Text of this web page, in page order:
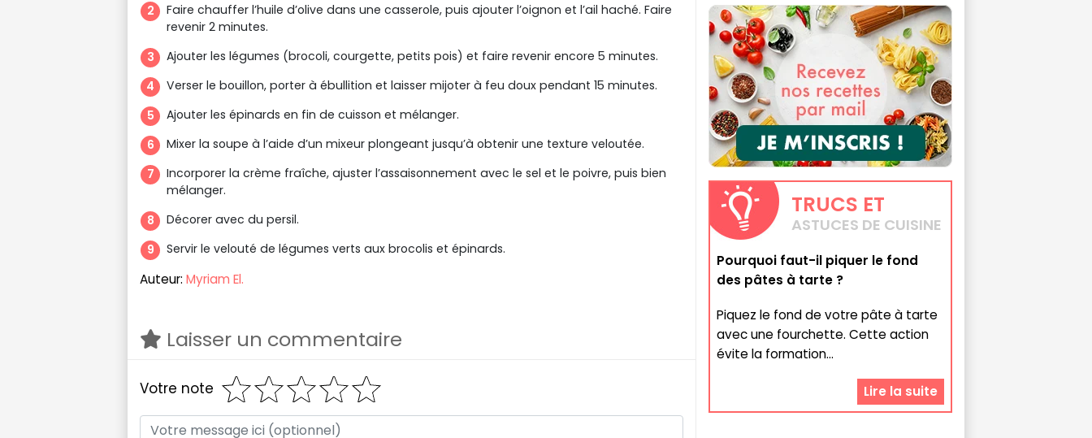
Faire chauffer l’huile d’olive dans une casserole, puis ajouter l’oignon et l’ail haché. Faire
revenir 2 minutes.
Ajouter les légumes (brocoli, courgette, petits pois) et faire revenir encore 5 minutes.
Verser le bouillon, porter à ébullition et laisser mijoter à feu doux pendant 15 minutes.
Ajouter les épinards en fin de cuisson et mélanger.
Mixer la soupe à l’aide d’un mixeur plongeant jusqu’à obtenir une texture veloutée.
Incorporer la crème fraîche, ajuster l’assaisonnement avec le sel et le poivre, puis bien
mélanger.
Décorer avec du persil.
Servir le velouté de légumes verts aux brocolis et épinards.
Auteur: Myriam El.
Laisser un commentaire
Votre note
TRUCS ET
ASTUCES DE CUISINE
Pourquoi faut-il piquer le fond
des pâtes à tarte ?
Piquez le fond de votre pâte à tarte
avec une fourchette. Cette action
évite la formation...
Lire la suite